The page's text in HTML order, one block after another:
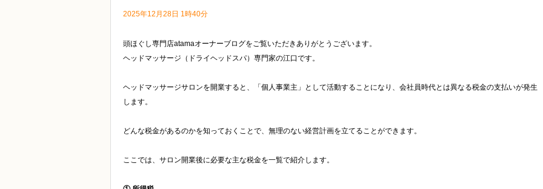
2025年12月28日 1時40分
頭ほぐし専門店atamaオーナーブログをご覧いただきありがとうございます。
ヘッドマッサージ（ドライヘッドスパ）専門家の江口です。
ヘッドマッサージサロンを開業すると、「個人事業主」として活動することになり、会社員時代とは異なる税金の支払いが発生
します。
どんな税金があるのかを知っておくことで、無理のない経営計画を立てることができます。
ここでは、サロン開業後に必要な主な税金を一覧で紹介します。